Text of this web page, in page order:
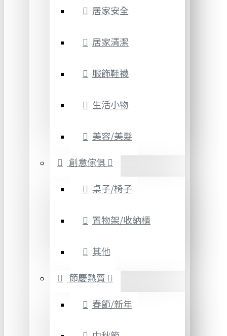
居家安全
居家清潔
服飾鞋襪
生活小物
美容/美髮
創意傢俱
桌子/椅子
置物架/收納櫃
其他
節慶熱賣
春節/新年